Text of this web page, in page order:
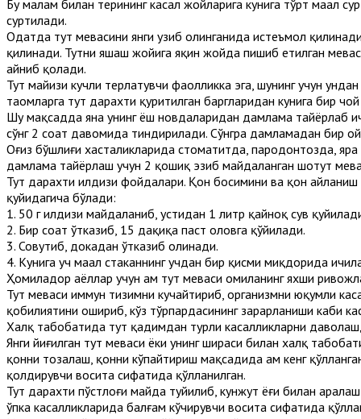
Бу малҳам билан терининг касал жойларига кунига тўрт маҳал
суртилади.
Одатда тут мевасини янги узиб олинганида истеъмол
қилинади. Тутни яшаш жойига яқин жойда пишиб етилган
айниб қолади.
Тут майизи кучли терлатувчи фаолликка эга, шунинг учун
таомларга тут дарахти қуритилган баргларидан кунига бир
Шу мақсадда яна унинг ёш новдаларидан дамлама тайёрлаб
сўнг 2 соат давомида тиндирилади. Сўнгра дамламадан бир
Оғиз бўшлиғи хасталикларида стоматитда, пародонтозда,
дамлама тайёрлаш учун 2 қошиқ эзиб майдаланган шотут
Тут дарахти илдизи фойдалари. Қон босимини ва қон
қуйидагича бўлади:
1. 50 г илдизи майдаланиб, устидан 1 литр қайноқ сув
2. Бир соат ўтказиб, 15 дақиқа паст оловга қўйилади.
3. Совутиб, докадан ўтказиб олинади.
4. Кунига уч маҳал стаканнинг учдан бир қисми миқдорида
Ҳомиладор аёллар учун ҳам тут меваси ҳомиланинг яхши
Тут меваси иммун тизимни кучайтириб, организмни юқумли
қобилиятини ошириб, кўз тўрпардасининг зарарланиши каби
Халқ табобатида тут қадимдан турли касалликларни
Янги йиғилган тут меваси ёки унинг шираси билан халқ
қонни тозалаш, қонни кўпайтириш мақсадида ҳам кенг
қолдирувчи восита сифатида қўлланилган.
Тут дарахти пўстлоғи майда туйилиб, кунжут ёғи билан
ўпка касалликларида балғам кўчирувчи восита сифатида